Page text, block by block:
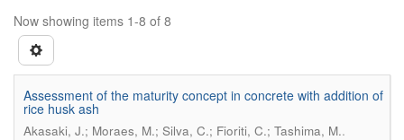
Now showing items 1-8 of 8
Assessment of the maturity concept in concrete with addition of
rice husk ash
Akasaki, J.; Moraes, M.; Silva, C.; Fioriti, C.; Tashima, M..